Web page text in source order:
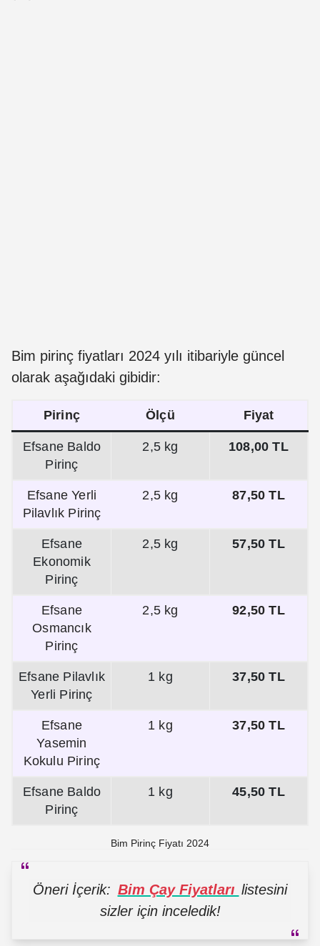
Bim pirinç fiyatları 2024 yılı itibariyle güncel
olarak aşağıdaki gibidir:
Pirinç Ölçü Fiyat
Efsane Baldo
Pirinç
2,5 kg 108,00 TL
Efsane Yerli
Pilavlık Pirinç
2,5 kg 87,50 TL
Efsane
Ekonomik
Pirinç
2,5 kg 57,50 TL
Efsane
Osmancık
Pirinç
2,5 kg 92,50 TL
Efsane Pilavlık
Yerli Pirinç
1 kg 37,50 TL
Efsane
Yasemin
Kokulu Pirinç
1 kg 37,50 TL
Efsane Baldo
Pirinç
1 kg 45,50 TL
Bim Pirinç Fiyatı 2024
Öneri İçerik: Bim Çay Fiyatları listesini
sizler için inceledik!